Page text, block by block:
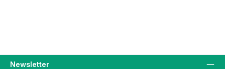
Newsletter